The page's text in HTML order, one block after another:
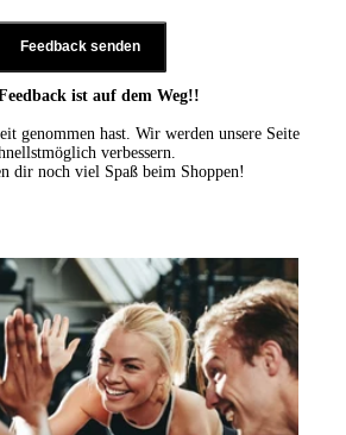
Feedback senden
ist auf dem Weg!!
genommen hast. Wir werden unsere Seite
verbessern.
dir noch viel Spaß beim Shoppen!